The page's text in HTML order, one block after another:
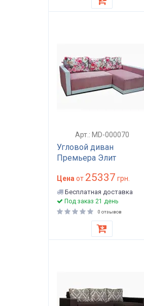
Арт.: MD-000070
Угловой диван
Премьера Элит
Цена от 25337 грн.
Бесплатная доставка
Под заказ 21 день
0 отзывов